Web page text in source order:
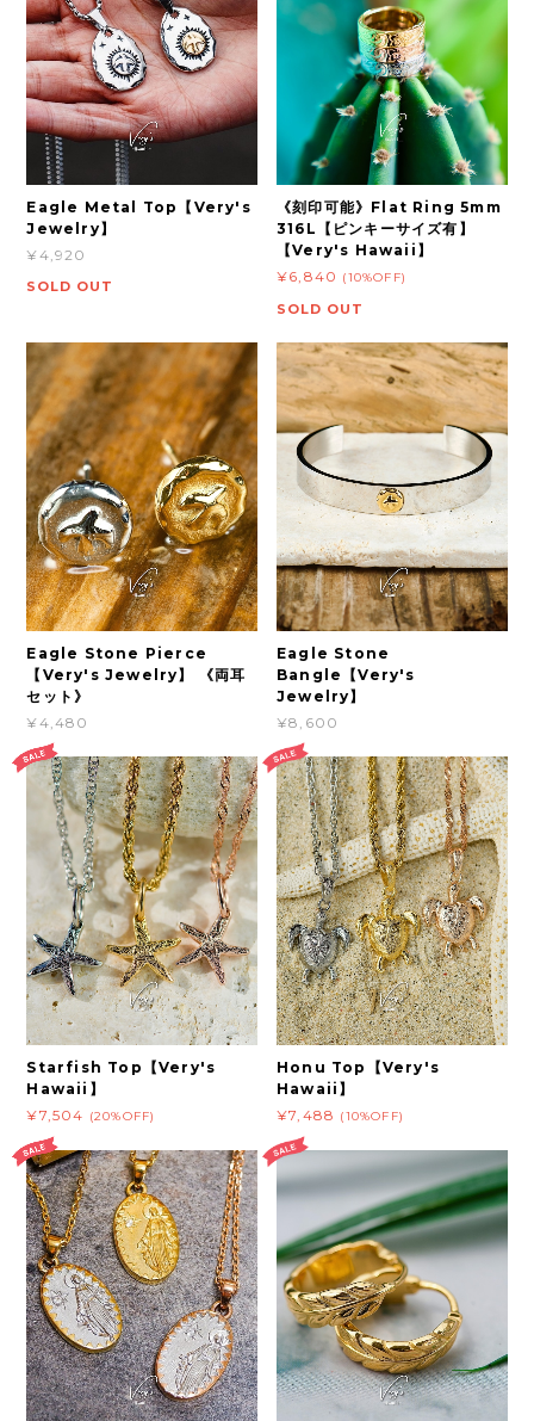
Eagle Metal Top【Very's
Jewelry】
¥4,920
SOLD OUT
《刻印可能》Flat Ring 5mm
316L【ピンキーサイズ有】
【Very's Hawaii】
¥6,840 (10%OFF)
SOLD OUT
Eagle Stone Pierce
【Very's Jewelry】 《両耳
セット》
¥4,480
Eagle Stone
Bangle【Very's
Jewelry】
¥8,600
Starfish Top【Very's
Hawaii】
¥7,504 (20%OFF)
Honu Top【Very's
Hawaii】
¥7,488 (10%OFF)